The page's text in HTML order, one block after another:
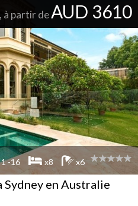
à partir deAUD 3610
1 -16 x8 x6
Sydney en Australie